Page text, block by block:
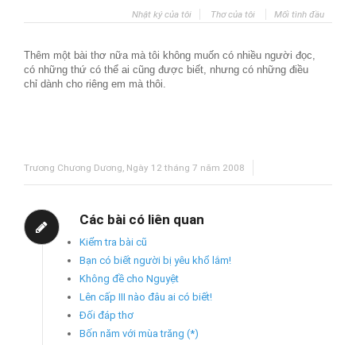
Nhật ký của tôi Thơ của tôi Mối tình đầu
Thêm một bài thơ nữa mà tôi không muốn có nhiều người đọc,
có những thứ có thể ai cũng được biết, nhưng có những điều
chỉ dành cho riêng em mà thôi.
Trương Chương Dương, Ngày 12 tháng 7 năm 2008
Các bài có liên quan
Kiểm tra bài cũ
Bạn có biết người bị yêu khổ lắm!
Không đề cho Nguyệt
Lên cấp III nào đâu ai có biết!
Đối đáp thơ
Bốn năm với mùa trăng (*)